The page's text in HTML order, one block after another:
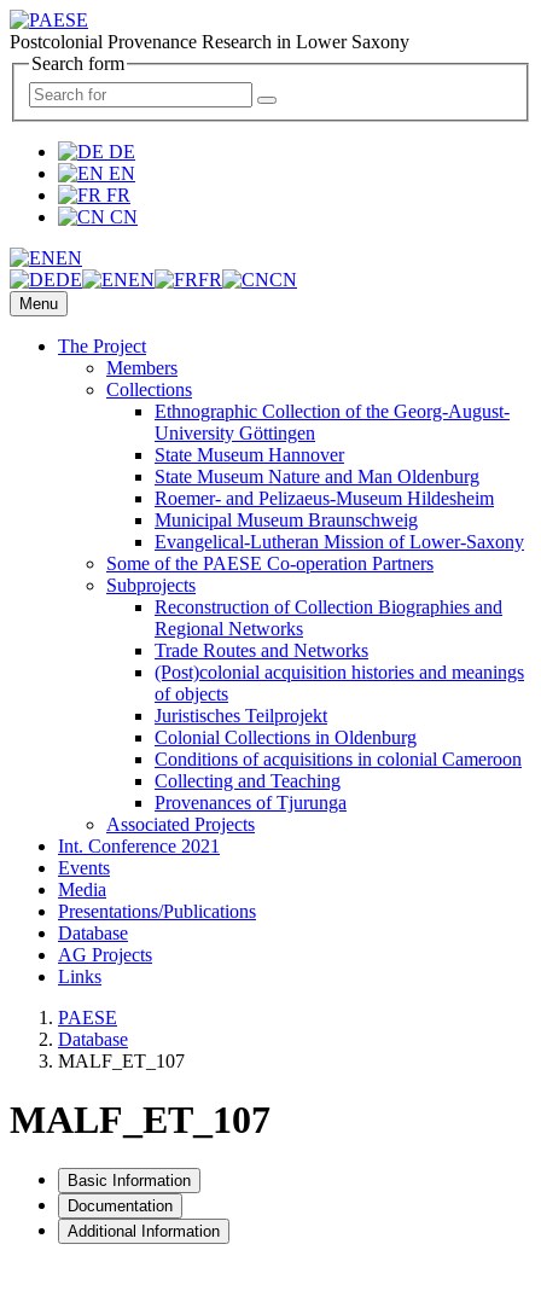
Postcolonial Provenance Research in Lower Saxony
Search form
DE
EN
FR
CN
EN
DE
EN FR CN
Menu
The Project
Members
Collections
Ethnographic Collection of the Georg-August-
University Göttingen
State Museum Hannover
State Museum Nature and Man Oldenburg
Roemer- and Pelizaeus-Museum Hildesheim
Municipal Museum Braunschweig
Evangelical-Lutheran Mission of Lower-Saxony
Some of the PAESE Co-operation Partners
Subprojects
Reconstruction of Collection Biographies and
Regional Networks
Trade Routes and Networks
(Post)colonial acquisition histories and meanings
of objects
Juristisches Teilprojekt
Colonial Collections in Oldenburg
Conditions of acquisitions in colonial Cameroon
Collecting and Teaching
Provenances of Tjurunga
Associated Projects
Int. Conference 2021
Events
Media
Presentations/Publications
Database
AG Projects
Links
PAESE
Database
MALF_ET_107
MALF_ET_107
Basic Information
Documentation
Additional Information